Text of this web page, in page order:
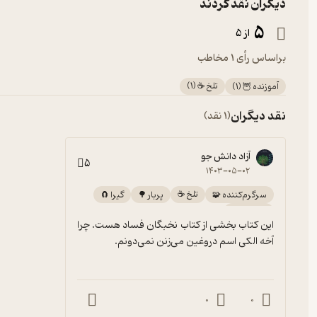
دیگران نقد کردند
5 از 5
براساس رأی 1 مخاطب
آموزنده 🦉(
1
) تلخ ☕️(
1
)
نقد دیگران(1 نقد)
آزاد دانش جو
۱۴۰۳-۰۵-۰۲ 5
سرگرم‌کننده 🧩 تلخ ☕️ پربار 🌳
گیرا 🧲
آخه الکی اسم دروغین می‌زنن نمی‌دونم.
0
0